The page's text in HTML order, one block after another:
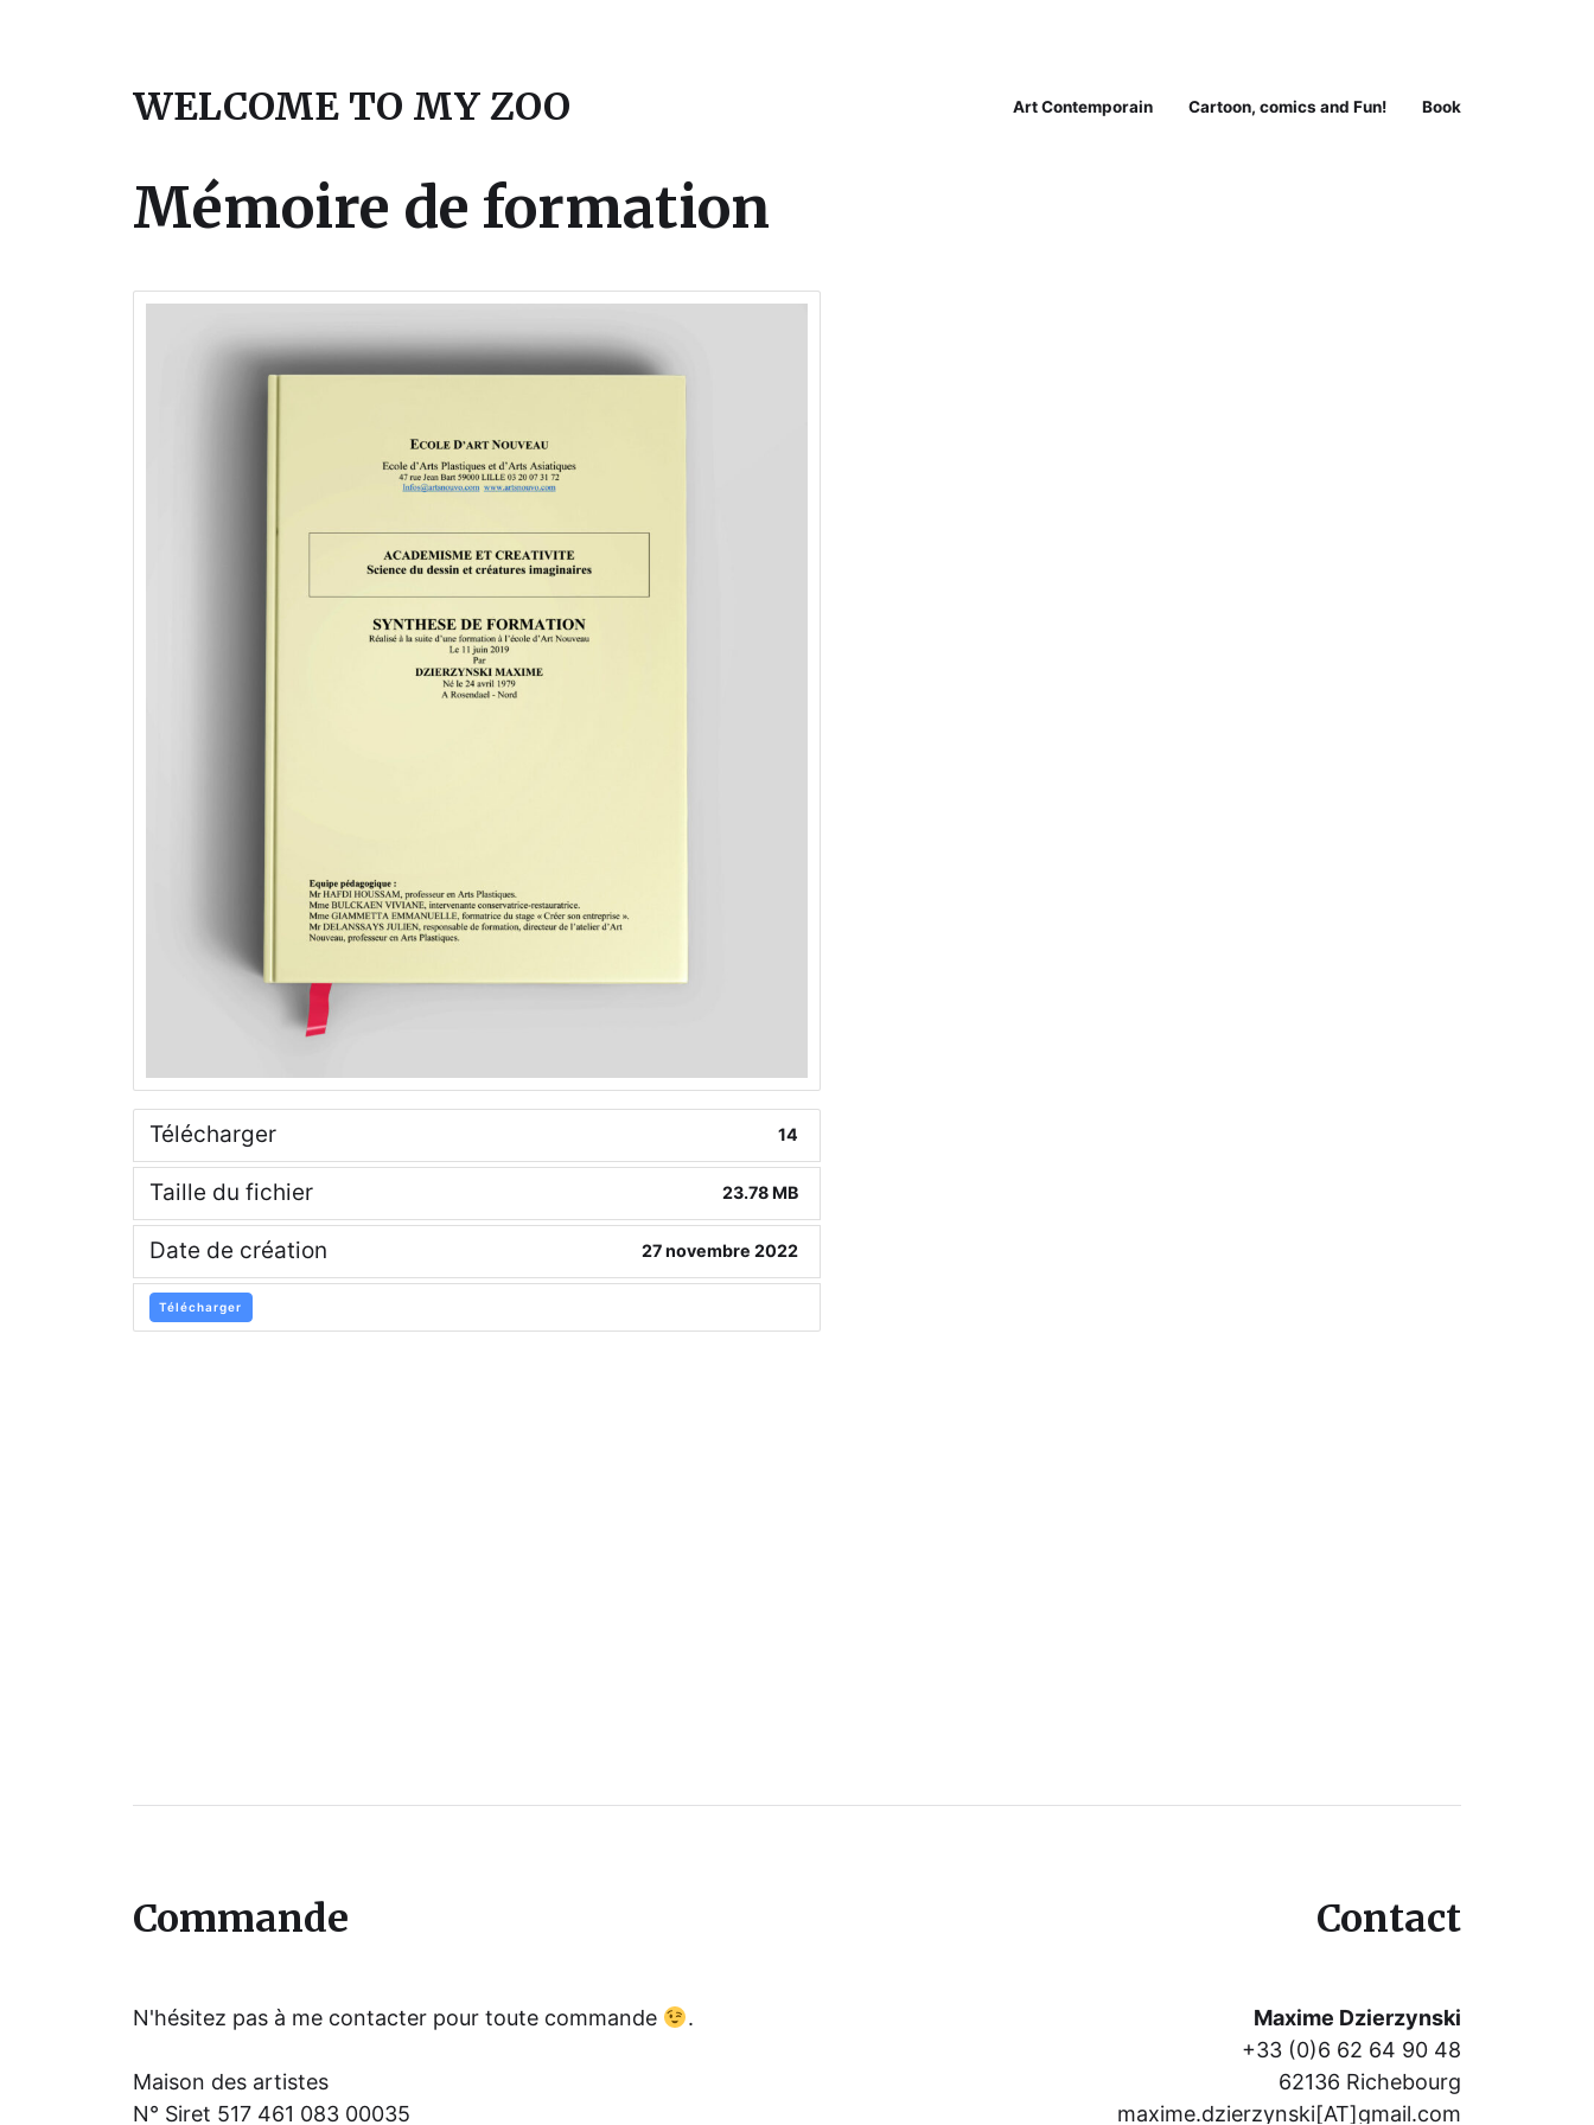
WELCOME TO MY ZOO Art Contemporain Cartoon, comics and Fun! Book
Mémoire de formation
Télécharger 14
Taille du fichier 23.78 MB
Date de création 27 novembre 2022
Télécharger
Commande
N'hésitez pas à me contacter pour toute commande .
Maison des artistes
N° Siret 517 461 083 00035
Contact
Maxime Dzierzynski
+33 (0)6 62 64 90 48
62136 Richebourg
maxime.dzierzynski[AT]gmail.com